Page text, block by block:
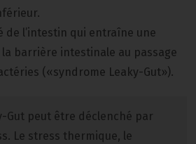
de l’intestin qui entraîne une
barrière intestinale au passage
(«syndrome Leaky-Gut»).
Gut peut être déclenché par
Le stress thermique, le